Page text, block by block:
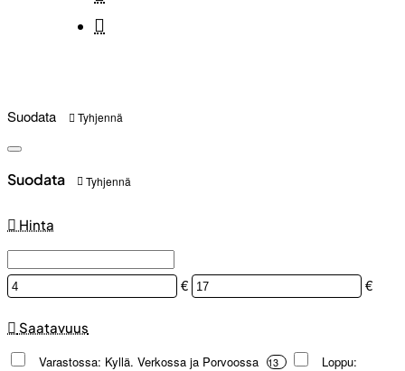
Suodata Tyhjennä
Suodata Tyhjennä
Hinta
€ €
Saatavuus
Varastossa: Kyllä. Verkossa ja Porvoossa
13
Loppu: